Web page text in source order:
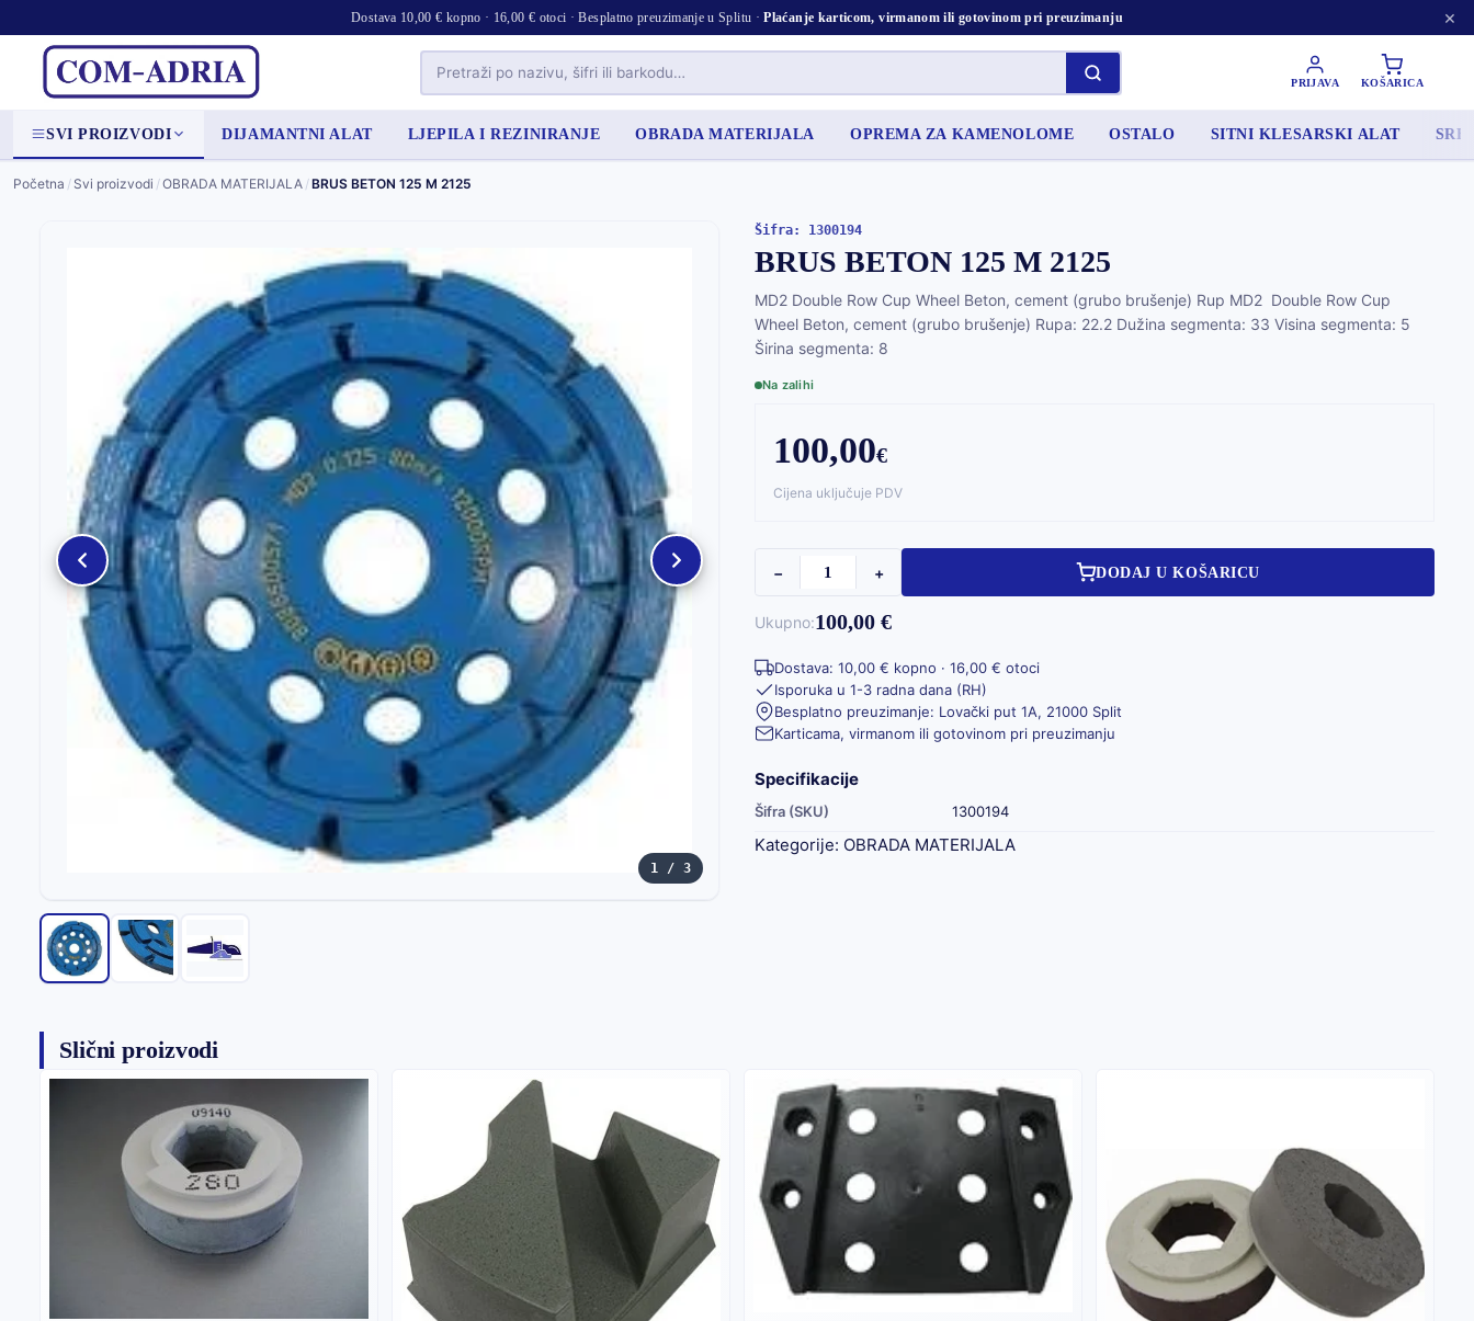
Dostava 10,00 € kopno · 16,00 € otoci · Besplatno preuzimanje u Splitu ·Plaćanje karticom, virmanom ili gotovinom pri preuzimanju ×
PRIJAVA KOŠARICA
SVI PROIZVODI DIJAMANTNI ALAT LJEPILA I REZINIRANJE OBRADA MATERIJALA OPREMA ZA KAMENOLOME OSTALO SITNI KLESARSKI ALAT
Početna / Svi proizvodi /OBRADA MATERIJALA /BRUS BETON 125 M 2125
1 / 3
Šifra: 1300194
BRUS BETON 125 M 2125
MD2 Double Row Cup Wheel Beton, cement (grubo brušenje) Rup MD2 Double Row Cup
Wheel Beton, cement (grubo brušenje) Rupa: 22.2 Dužina segmenta: 33 Visina segmenta: 5
Širina segmenta: 8
Na zalihi
100,00€
Cijena uključuje PDV
− + DODAJ U KOŠARICU
Ukupno:100,00 €
Dostava: 10,00 € kopno · 16,00 € otoci
Isporuka u 1-3 radna dana (RH)
Besplatno preuzimanje: Lovački put 1A, 21000 Split
Karticama, virmanom ili gotovinom pri preuzimanju
Specifikacije
Šifra (SKU) 1300194
Kategorije: OBRADA MATERIJALA
Slični proizvodi